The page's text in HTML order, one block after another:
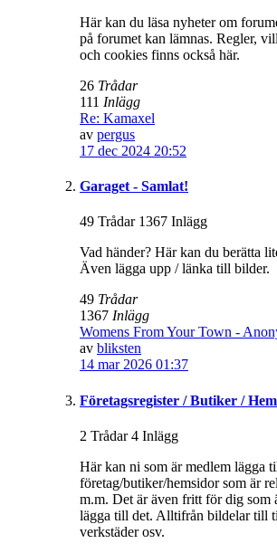
Här kan du läsa nyheter om
på forumet kan lämnas. Regler,
och cookies finns också här.
26 Trådar
111 Inlägg
Re: Kamaxel
av pergus
17 dec 2024 20:52
Garaget - Samlat!
49 Trådar 1367 Inlägg
Vad händer? Här kan du berätta
Även lägga upp / länka till bilder.
49 Trådar
1367 Inlägg
Womens From Your Town -
av bliksten
14 mar 2026 01:37
Företagsregister / Butiker /
2 Trådar 4 Inlägg
Här kan ni som är medlem lägga
företag/butiker/hemsidor som är
m.m. Det är även fritt för dig som
lägga till det. Alltifrån bildelar till
verkstäder osv.